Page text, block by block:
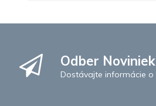
Odber Noviniek
Dostávajte informácie o